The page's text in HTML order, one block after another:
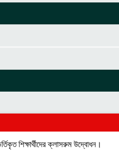
শিক্ষার্থীদের ক্লাসরুম উদ্বোধন।